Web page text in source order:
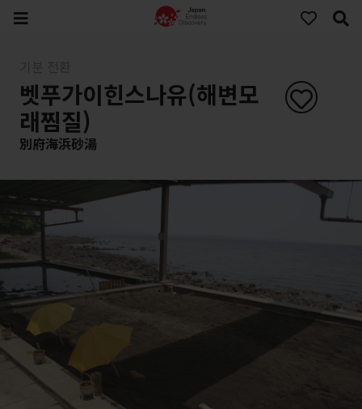
벳푸가이힌스나유(해변모
래찜질)
別府海浜砂湯